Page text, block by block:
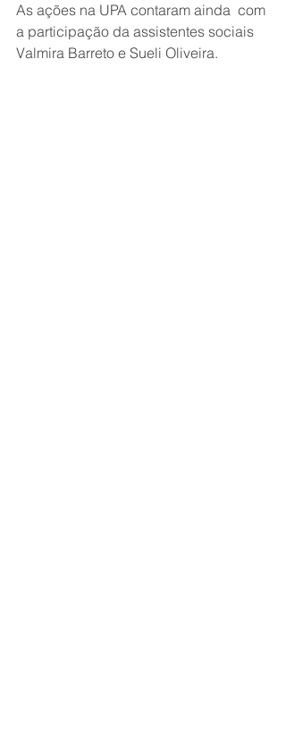
As ações na UPA contaram ainda  com
a participação da assistentes sociais
Valmira Barreto e Sueli Oliveira.